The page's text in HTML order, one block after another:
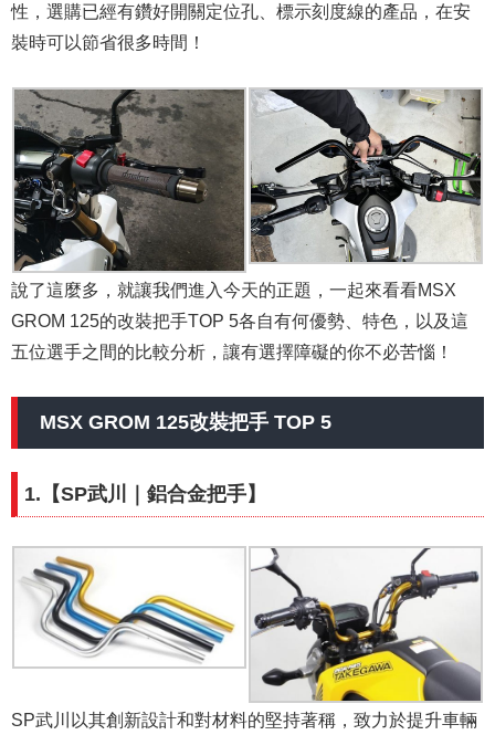
性，選購已經有鑽好開關定位孔、標示刻度線的產品，在安
裝時可以節省很多時間！
說了這麼多，就讓我們進入今天的正題，一起來看看MSX
GROM 125的改裝把手TOP 5各自有何優勢、特色，以及這
五位選手之間的比較分析，讓有選擇障礙的你不必苦惱！
MSX GROM 125改裝把手 TOP 5
1.【SP武川｜鋁合金把手】
SP武川以其創新設計和對材料的堅持著稱，致力於提升車輛